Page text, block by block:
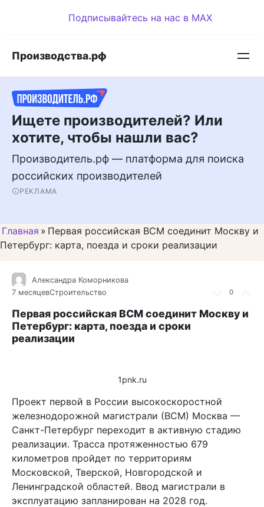
Подписывайтесь на нас в MAX
Производства.рф
Ищете производителей? Или
хотите, чтобы нашли вас?
Производитель.рф — платформа для поиска
российских производителей
РЕКЛАМА
Главная » Первая российская ВСМ соединит Москву и
Петербург: карта, поезда и сроки реализации
0
Александра Коморникова
7 месяцевСтроительство
Первая российская ВСМ соединит Москву и
Петербург: карта, поезда и сроки
реализации
1pnk.ru
Проект первой в России высокоскоростной
железнодорожной магистрали (ВСМ) Москва —
Санкт-Петербург переходит в активную стадию
реализации. Трасса протяженностью 679
километров пройдет по территориям
Московской, Тверской, Новгородской и
Ленинградской областей. Ввод магистрали в
эксплуатацию запланирован на 2028 год.